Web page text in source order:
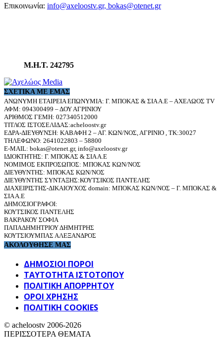
Επικοινωνία: info@axeloostv.gr, bokas@otenet.gr
Μ.Η.Τ. 242795
ΣΧΕΤΙΚΆ ΜΕ ΕΜΆΣ
ΑΝΩΝΥΜΗ ΕΤΑΙΡΕΙΑ ΕΠΩΝΥΜΙΑ: Γ. ΜΠΟΚΑΣ & ΣΙΑ Α.Ε – ΑΧΕΛΩΟΣ TV
ΑΦΜ: 094300499 – ΔΟΥ ΑΓΡΙΝΙΟΥ
ΑΡΙΘΜΟΣ ΓΕΜΗ: 027340512000
ΤΙΤΛΟΣ ΙΣΤΟΣΕΛΙΔΑΣ:acheloostv.gr
ΕΔΡΑ-ΔΙΕΥΘΥΝΣΗ: ΚΑΒΑΦΗ 2 – ΑΓ. ΚΩΝ/ΝΟΣ, ΑΓΡΙΝΙΟ , ΤΚ:30027
ΤΗΛΕΦΩΝΟ: 2641022803 – 58800
E-MAIL: bokas@otenet.gr, info@axeloostv.gr
ΙΔΙΟΚΤΗΤΗΣ: Γ. ΜΠΟΚΑΣ & ΣΙΑ Α.Ε
ΝΟΜΙΜΟΣ ΕΚΠΡΟΣΩΠΟΣ: ΜΠΟΚΑΣ ΚΩΝ/ΝΟΣ
ΔΙΕΥΘΥΝΤΗΣ: ΜΠΟΚΑΣ ΚΩΝ/ΝΟΣ
ΔΙΕΥΘΥΝΤΗΣ ΣΥΝΤΑΞΗΣ:ΚΟΥΤΣΙΚΟΣ ΠΑΝΤΕΛΗΣ
ΔΙΑΧΕΙΡΙΣΤΗΣ-ΔΙΚΑΙΟΥΧΟΣ domain: ΜΠΟΚΑΣ ΚΩΝ/ΝΟΣ – Γ. ΜΠΟΚΑΣ &
ΣΙΑ Α.Ε
ΔΗΜΟΣΙΟΓΡΑΦΟΙ:
ΚΟΥΤΣΙΚΟΣ ΠΑΝΤΕΛΗΣ
ΒΑΚΡΑΚΟΥ ΣΟΦΙΑ
ΠΑΠΑΔΗΜΗΤΡΙΟΥ ΔΗΜΗΤΡΗΣ
ΚΟΥΤΣΙΟΥΜΠΑΣ ΑΛΕΞΑΝΔΡΟΣ
ΑΚΟΛΟΥΘΗΣΕ ΜΑΣ
ΔΗΜΟΣΙΟΙ ΠΟΡΟΙ
ΤΑΥΤΌΤΗΤΑ ΙΣΤΌΤΟΠΟΥ
ΠΟΛΙΤΙΚΉ ΑΠΟΡΡΉΤΟΥ
ΌΡΟΙ ΧΡΉΣΗΣ
ΠΟΛΙΤΙΚΗ COOKIES
© acheloostv 2006-2026
ΠΕΡΙΣΣΟΤΕΡΑ ΘΕΜΑΤΑ